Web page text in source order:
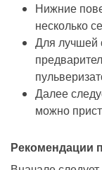
Нижние
несколько
Для лучшей
Далее
можно
Рекомендации